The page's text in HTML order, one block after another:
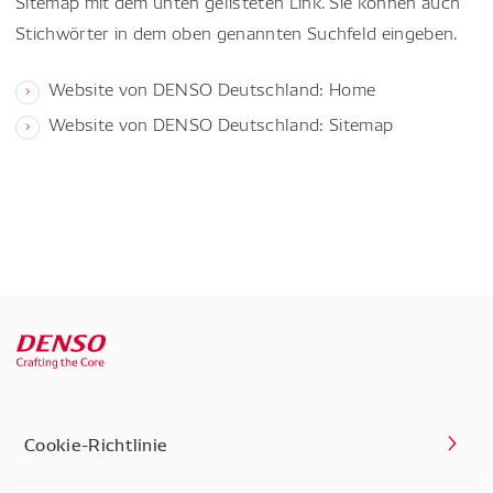
Stichwörter in dem oben genannten Suchfeld eingeben.
Website von DENSO Deutschland: Home
Website von DENSO Deutschland: Sitemap
Cookie-Richtlinie